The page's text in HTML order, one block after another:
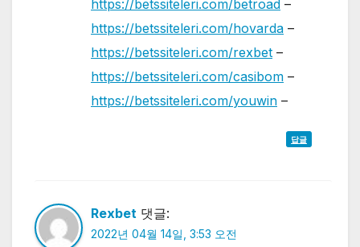
https://betssiteleri.com/betroad –
https://betssiteleri.com/hovarda –
https://betssiteleri.com/rexbet –
https://betssiteleri.com/casibom –
https://betssiteleri.com/youwin –
답글
Rexbet 댓글:
2022년 04월 14일, 3:53 오전